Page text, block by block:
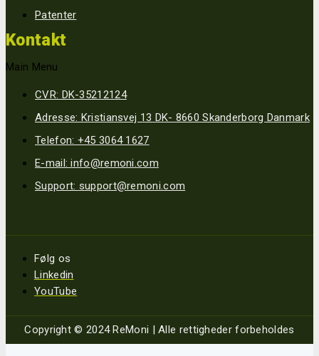
Patenter
Kontakt
Main Menu
CVR: DK-35212124
Adresse: Kristiansvej 13 DK- 8660 Skanderborg Danmark
Telefon: +45 3064 1627
E-mail: info@remoni.com
Support: support@remoni.com
Følg os
Linkedin
YouTube
Copyright © 2024 ReMoni | Alle rettigheder forbeholdes